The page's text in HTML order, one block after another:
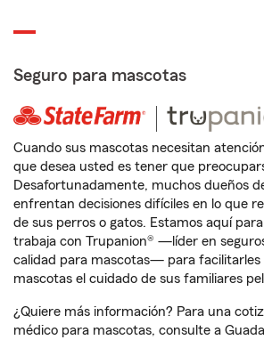
Seguro para mascotas
Cuando sus mascotas necesitan
que desea usted es tener que
Desafortunadamente, muchos dueños
enfrentan decisiones difíciles en lo que
de sus perros o gatos. Estamos aquí
trabaja con Trupanion® —líder en
calidad para mascotas— para facilitarles
mascotas el cuidado de sus familiares
¿Quiere más información? Para una
médico para mascotas, consulte a